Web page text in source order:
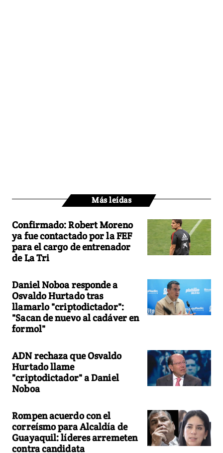
Más leídas
Confirmado: Robert Moreno
ya fue contactado por la FEF
para el cargo de entrenador
de La Tri
Daniel Noboa responde a
Osvaldo Hurtado tras
llamarlo "criptodictador":
"Sacan de nuevo al cadáver en
formol"
ADN rechaza que Osvaldo
Hurtado llame
"criptodictador" a Daniel
Noboa
Rompen acuerdo con el
correísmo para Alcaldía de
Guayaquil: líderes arremeten
contra candidata